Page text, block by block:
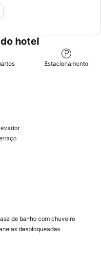
hotel
Estacionamento
de banho com chuveiro
desbloqueadas